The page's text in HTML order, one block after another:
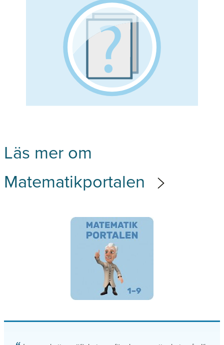
Läs mer om
Matematikportalen